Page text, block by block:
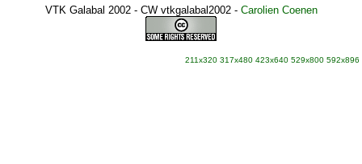
VTK Galabal 2002 - CW vtkgalabal2002- Carolien Coenen
211x320 317x480 423x640 529x800 592x896